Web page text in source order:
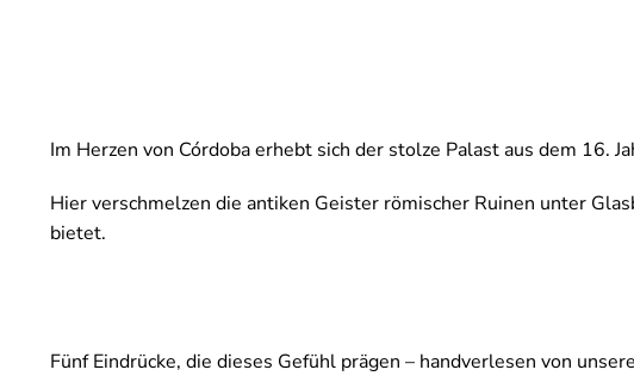
Im Herzen von Córdoba erhebt sich der stolze Palast aus dem 16.
Hier verschmelzen die antiken Geister römischer Ruinen unter
bietet.
Fünf Eindrücke, die dieses Gefühl prägen – handverlesen von